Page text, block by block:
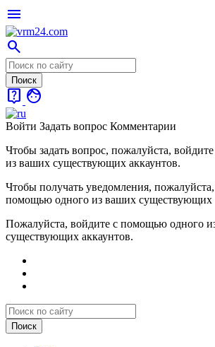
menu
search
live_help face
Войти Задать вопрос Комментарии
Чтобы задать вопрос, пожалуйста,
из ваших существующих аккаунтов.
Чтобы получать уведомления,
помощью одного из ваших существующих
Пожалуйста, войдите с помощью одного
существующих аккаунтов.